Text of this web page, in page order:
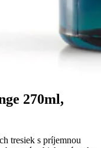
270ml,
tresiek s príjemnou